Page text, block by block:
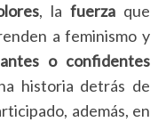
, lafuerza que
a feminismo y
o confidentes
historia detrás de
además, en